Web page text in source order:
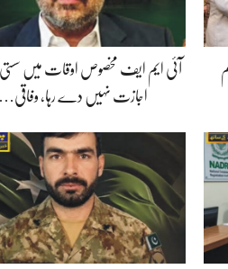
آئی ایم ایف مخصوص اوقات میں سستی
اجازت نہیں دے رہا، وفاقی…